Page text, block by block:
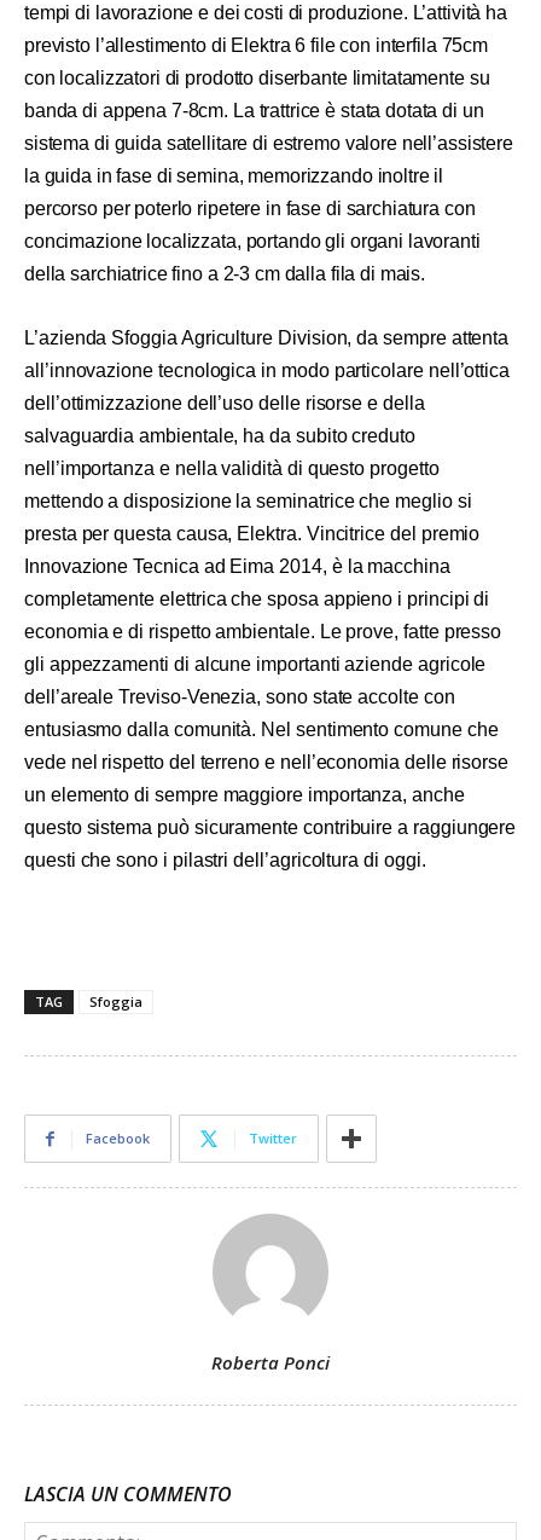
tempi di lavorazione e dei costi di produzione. L’attività ha
previsto l’allestimento di Elektra 6 file con interfila 75cm
con localizzatori di prodotto diserbante limitatamente su
banda di appena 7-8cm. La trattrice è stata dotata di un
sistema di guida satellitare di estremo valore nell’assistere
la guida in fase di semina, memorizzando inoltre il
percorso per poterlo ripetere in fase di sarchiatura con
concimazione localizzata, portando gli organi lavoranti
della sarchiatrice fino a 2-3 cm dalla fila di mais.
L’azienda Sfoggia Agriculture Division, da sempre attenta
all’innovazione tecnologica in modo particolare nell’ottica
dell’ottimizzazione dell’uso delle risorse e della
salvaguardia ambientale, ha da subito creduto
nell’importanza e nella validità di questo progetto
mettendo a disposizione la seminatrice che meglio si
presta per questa causa, Elektra. Vincitrice del premio
Innovazione Tecnica ad Eima 2014, è la macchina
completamente elettrica che sposa appieno i principi di
economia e di rispetto ambientale. Le prove, fatte presso
gli appezzamenti di alcune importanti aziende agricole
dell’areale Treviso-Venezia, sono state accolte con
entusiasmo dalla comunità. Nel sentimento comune che
vede nel rispetto del terreno e nell’economia delle risorse
un elemento di sempre maggiore importanza, anche
questo sistema può sicuramente contribuire a raggiungere
questi che sono i pilastri dell’agricoltura di oggi.
TAG Sfoggia
Facebook Twitter
Roberta Ponci
LASCIA UN COMMENTO